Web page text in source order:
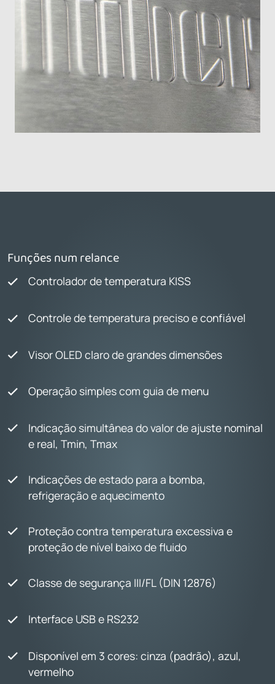
Funções num relance
Controlador de temperatura KISS
Controle de temperatura preciso e confiável
Visor OLED claro de grandes dimensões
Operação simples com guia de menu
Indicação simultânea do valor de ajuste nominal
e real, Tmin, Tmax
Indicações de estado para a bomba,
refrigeração e aquecimento
Proteção contra temperatura excessiva e
proteção de nível baixo de fluido
Classe de segurança III/FL (DIN 12876)
Interface USB e RS232
Disponível em 3 cores: cinza (padrão), azul,
vermelho